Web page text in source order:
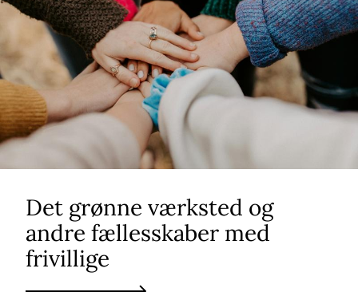
Det grønne værksted og
andre fællesskaber med
frivillige